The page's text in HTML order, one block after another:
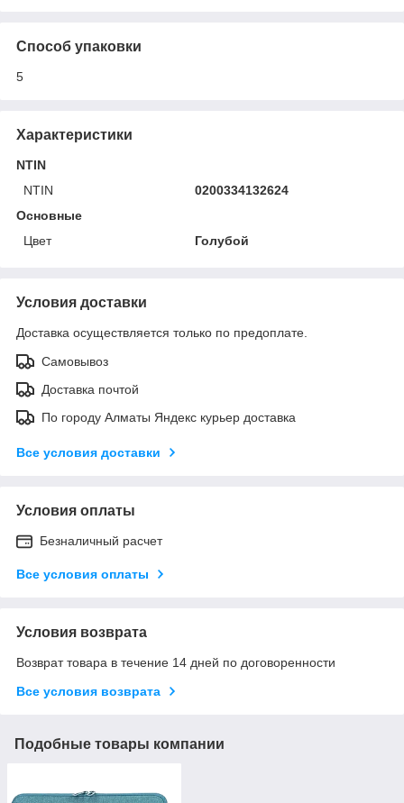
Способ упаковки
5
Характеристики
NTIN
NTIN
0200334132624
Основные
Цвет
Голубой
Условия доставки
Доставка осуществляется только по предоплате.
Самовывоз
Доставка почтой
По городу Алматы Яндекс курьер доставка
Все условия доставки
Условия оплаты
Безналичный расчет
Все условия оплаты
Условия возврата
Возврат товара в течение 14 дней по договоренности
Все условия возврата
Подобные товары компании